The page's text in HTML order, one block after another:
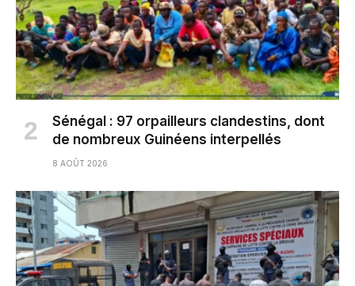
Sénégal : 97 orpailleurs clandestins, dont
de nombreux Guinéens interpellés
8 AOÛT 2026